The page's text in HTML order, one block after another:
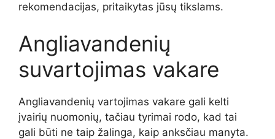
rekomendacijas, pritaikytas jūsų tikslams.
Angliavandenių
suvartojimas vakare
Angliavandenių vartojimas vakare gali kelti
įvairių nuomonių, tačiau tyrimai rodo, kad tai
gali būti ne taip žalinga, kaip anksčiau manyta.